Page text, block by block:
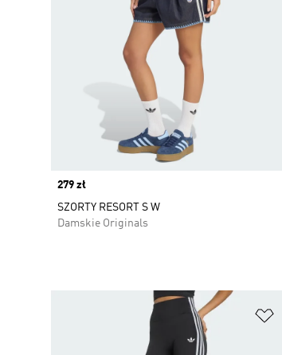
Price
279 zł
SZORTY RESORT S W
Damskie Originals